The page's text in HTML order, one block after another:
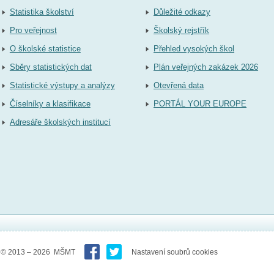
Statistika školství
Pro veřejnost
O školské statistice
Sběry statistických dat
Statistické výstupy a analýzy
Číselníky a klasifikace
Adresáře školských institucí
Důležité odkazy
Školský rejstřík
Přehled vysokých škol
Plán veřejných zakázek 2026
Otevřená data
PORTÁL YOUR EUROPE
© 2013 – 2026 MŠMT Nastavení soubrů cookies